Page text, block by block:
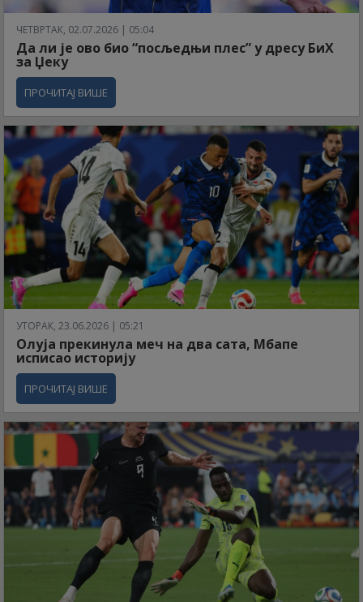
ЧЕТВРТАК, 02.07.2026 | 05:04
Да ли је ово био “посљедњи плес” у дресу БиХ
за Џеку
ПРОЧИТАЈ ВИШЕ
УТОРАК, 23.06.2026 | 05:21
Олуја прекинула меч на два сата, Мбапе
исписао историју
ПРОЧИТАЈ ВИШЕ